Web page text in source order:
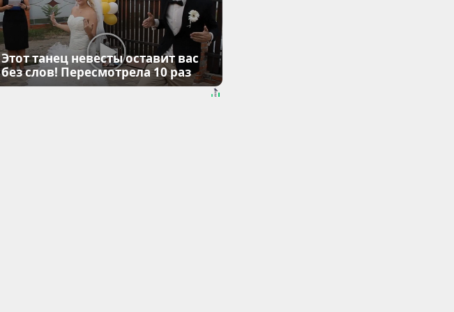
Этот танец невесты оставит вас
без слов! Пересмотрела 10 раз